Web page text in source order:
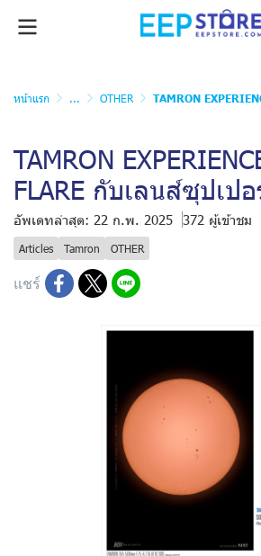
หน้าแรก ... OTHER TAMRON EXPERIENCE :
TAMRON
FLARE กับเลนส์ซุปเป
อัพเดทล่าสุด: 22 ก.พ. 2025 372 ผู้เข้าชม
Articles Tamron OTHER
แชร์